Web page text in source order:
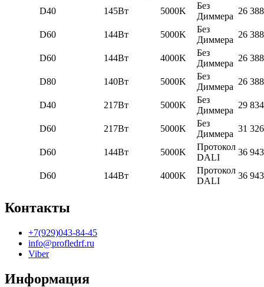
D40 145Вт 5000K
Без
Диммера
26 388
D60 144Вт 5000K
Без
Диммера
26 388
D60 144Вт 4000K
Без
Диммера
26 388
D80 140Вт 5000K
Без
Диммера
26 388
D40 217Вт 5000K
Без
Диммера
29 834
D60 217Вт 5000K
Без
Диммера
31 326
D60 144Вт 5000K
Протокол
DALI
36 943
D60 144Вт 4000K
Протокол
DALI
36 943
Контакты
+7(929)043-84-45
info@profledrf.ru
Viber
Информация